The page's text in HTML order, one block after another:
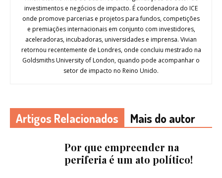
investimentos e negócios de impacto. É coordenadora do ICE
onde promove parcerias e projetos para fundos, competições
e premiações internacionais em conjunto com investidores,
aceleradoras, incubadoras, universidades e imprensa. Vivian
retornou recentemente de Londres, onde concluiu mestrado na
Goldsmiths University of London, quando pode acompanhar o
setor de impacto no Reino Unido.
Artigos Relacionados Mais do autor
Por que empreender na
periferia é um ato político!